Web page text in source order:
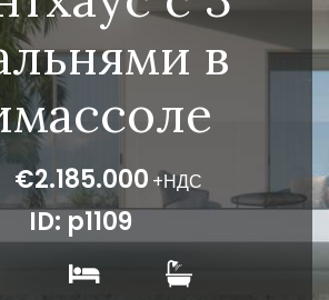
в
€2.185.000 +НДС
ID: p1109